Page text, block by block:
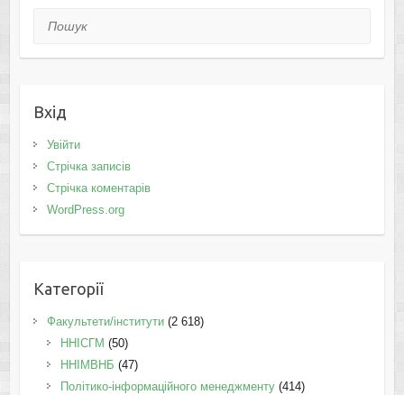
Пошук
Вхід
Увійти
Стрічка записів
Стрічка коментарів
WordPress.org
Категорії
Факультети/інститути(2 618)
ННІСГМ (50)
ННІМВНБ (47)
Політико-інформаційного менеджменту(414)